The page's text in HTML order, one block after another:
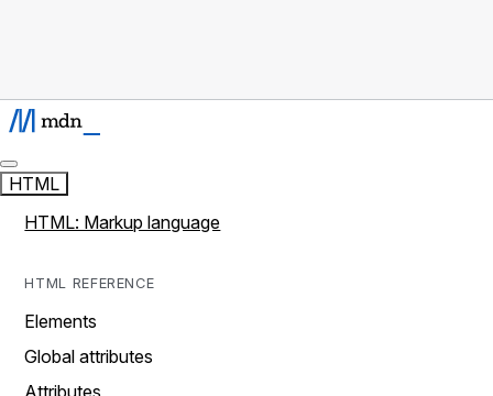
HTML
HTML: Markup language
HTML REFERENCE
Elements
Global attributes
Attributes